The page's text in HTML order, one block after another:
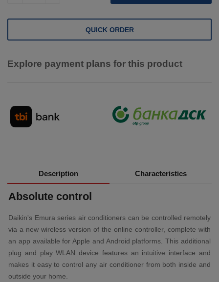
QUICK ORDER
Explore payment plans for this product
Description Characteristics
Absolute control
Daikin's Emura series air conditioners can be controlled remotely
via a new wireless version of the online controller, complete with
an app available for Apple and Android platforms. This additional
plug and play WLAN device features an intuitive interface and
makes it easy to control any air conditioner from both inside and
outside your home.